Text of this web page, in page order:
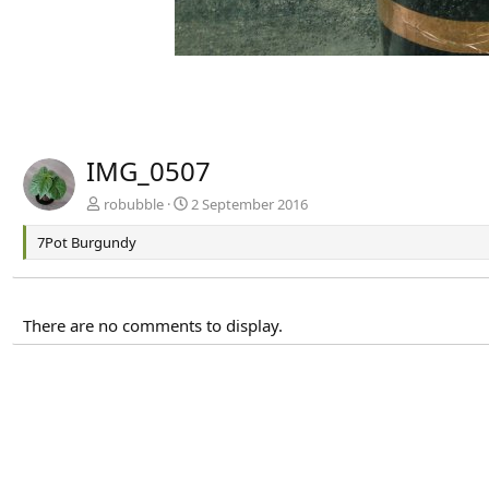
IMG_0507
robubble
2 September 2016
7Pot Burgundy
There are no comments to display.